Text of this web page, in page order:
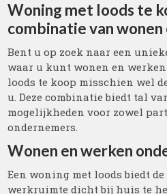
Woning met loods te
combinatie van wonen
Bent u op zoek naar een
waar u kunt wonen en
loods te koop misschien wel
u. Deze combinatie biedt tal
mogelijkheden voor zowel
ondernemers.
Wonen en werken
Een woning met loods biedt
werkruimte dicht bij huis te